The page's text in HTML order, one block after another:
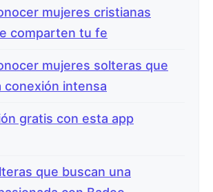
mujeres cristianas
comparten tu fe
mujeres solteras que
conexión intensa
gratis con esta app
que buscan una